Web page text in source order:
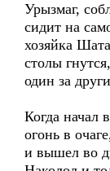
Урызмаг,
сидит на
хозяйка
столы
один за
Когда начал
огонь в
и вышел во